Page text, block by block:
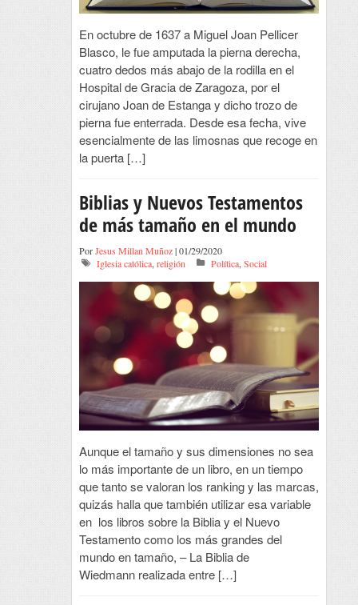
En octubre de 1637 a Miguel Joan Pellicer
Blasco, le fue amputada la pierna derecha,
cuatro dedos más abajo de la rodilla en el
Hospital de Gracia de Zaragoza, por el
cirujano Joan de Estanga y dicho trozo de
pierna fue enterrada. Desde esa fecha, vive
esencialmente de las limosnas que recoge en
la puerta […]
Biblias y Nuevos Testamentos
de más tamaño en el mundo
PorJesus Millan Muñoz| 01/29/2020
Iglesia católica, religión Política, Social
Aunque el tamaño y sus dimensiones no sea
lo más importante de un libro, en un tiempo
que tanto se valoran los ranking y las marcas,
quizás halla que también utilizar esa variable
en los libros sobre la Biblia y el Nuevo
Testamento como los más grandes del
mundo en tamaño, – La Biblia de
Wiedmann realizada entre […]